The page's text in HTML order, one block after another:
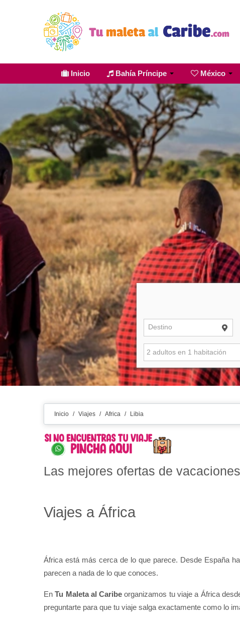
Inicio Bahía Príncipe México
Destino
Inicio / Viajes / Africa / Libia
Las mejores ofertas de
Viajes a África
África está más cerca de lo que parece. Desde España
parecen a nada de lo que conoces.
En Tu Maleta al Caribe organizamos tu viaje a África
preguntarte para que tu viaje salga exactamente como lo